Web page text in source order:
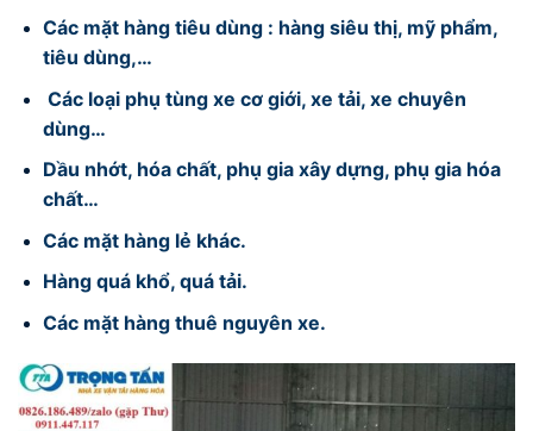
Các mặt hàng tiêu dùng : hàng siêu thị, mỹ phẩm,
tiêu dùng,…
Các loại phụ tùng xe cơ giới, xe tải, xe chuyên
dùng…
Dầu nhớt, hóa chất, phụ gia xây dựng, phụ gia hóa
chất…
Các mặt hàng lẻ khác.
Hàng quá khổ, quá tải.
Các mặt hàng thuê nguyên xe.